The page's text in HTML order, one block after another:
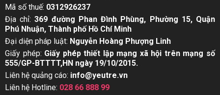
Mã số thuế: 0312926237
Địa chỉ:369 đường Phan Đình Phùng, Phường 15, Quận
Phú Nhuận, Thành phố Hồ Chí Minh
Đại diện pháp luật: Nguyễn Hoàng Phượng Linh
Giấy phép: Giấy phép thiết lập mạng xã hội trên mạng số
555/GP-BTTTT,HN ngày 19/10/2015.
Liên hệ quảng cáo: info@yeutre.vn
Liên hệ Hotline: 028 66 888 99